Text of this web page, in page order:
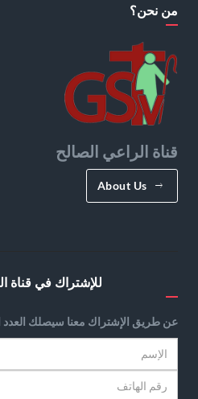
من نحن؟
قناة الراعي الصالح
About Us
للإشتراك في قناة
عن طريق الإشتراك معنا سيصلك العدد